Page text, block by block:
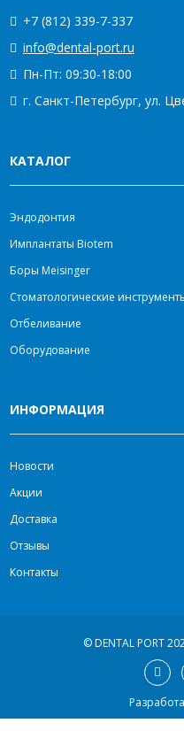
+7 (812) 339-7-337
info@dental-port.ru
Пн-Пт: 09:30-18:00
г. Санкт-Петербург, ул.
КАТАЛОГ
Эндодонтия
Имплантаты Biotem
Боры Meisinger
Стоматологические
Отбеливание
Оборудование
ИНФОРМАЦИЯ
Новости
Акции
Доставка
Отзывы
Контакты
© DENTAL PORT